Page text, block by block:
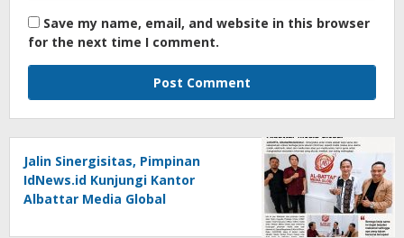
Save my name, email, and website in this browser
for the next time I comment.
Jalin Sinergisitas, Pimpinan
IdNews.id Kunjungi Kantor
Albattar Media Global